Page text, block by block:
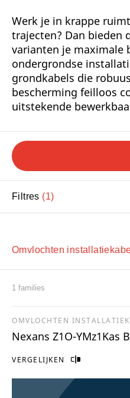
Werk je in krappe
trajecten? Dan bieden
varianten je maximale
ondergrondse
grondkabels die
bescherming feilloos
uitstekende
Filtres 1
Omvlochten
1 families
VERGELIJKEN
OMVLOCHTEN
Nexans Z1O-YMz1Kas